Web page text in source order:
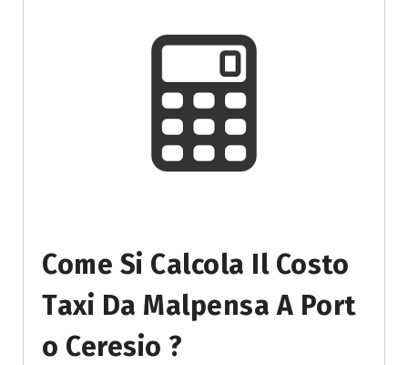
Come Si Calcola Il Costo
Taxi Da Malpensa A Port
O Ceresio ?